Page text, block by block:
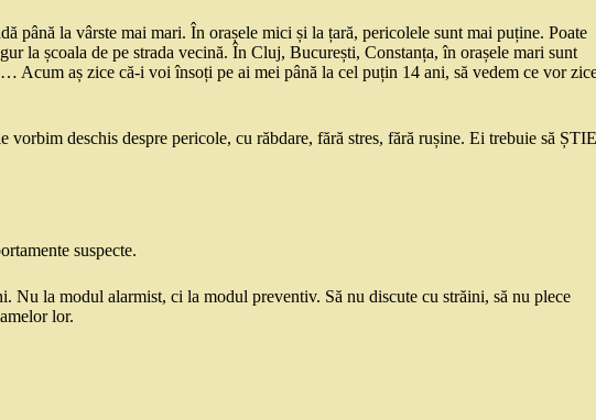
până la vârste mai mari. În orașele mici și la țară, pericolele sunt mai puține. Poate
la școala de pe strada vecină. În Cluj, București, Constanța, în orașele mari sunt
Acum aș zice că-i voi însoți pe ai mei până la cel puțin 14 ani, să vedem ce vor
vorbim deschis despre pericole, cu răbdare, fără stres, fără rușine. Ei trebuie să ȘTIE
suspecte.
Nu la modul alarmist, ci la modul preventiv. Să nu discute cu străini, să nu plece
lor.